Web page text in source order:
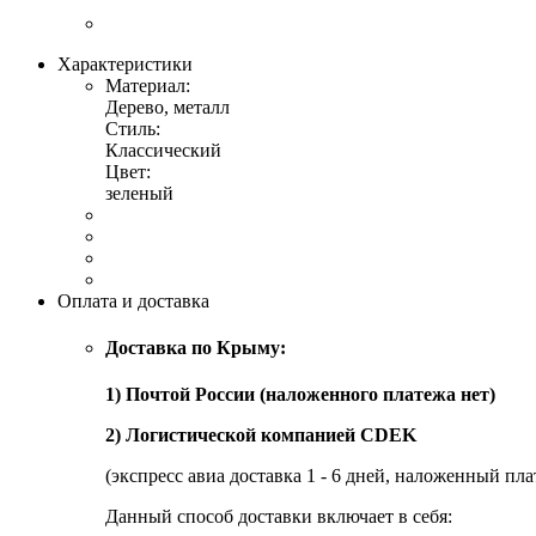
Характеристики
Материал:
Дерево, металл
Стиль:
Классический
Цвет:
зеленый
Оплата и доставка
Доставка по Крыму:
1) Почтой России (наложенного платежа нет)
2) Логистической компанией CDEK
(экспресс авиа доставка 1 - 6 дней, наложенный
Данный способ доставки включает в себя: